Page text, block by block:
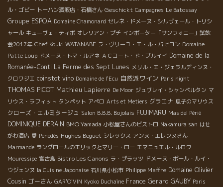
ル・ゴビー トーハン酒販店・石橋さん Geschickt Campagnes Le Batossay
Groupe ESPOA Domaine Chamonard セレネ・ドメーヌ・シルヴェール・トリシ
ャール キューヴェ・ティボ オレリアン・プチ インポーター「サンフォニー」試飲
会2017年 Chef Kouki WATANABE ラ・ヴリーユ・エ・ル・パピヨン Domaine
Patte Loup ドメーヌ・トマ・ルアネ ＡＣコート・ド・ブルイイ Domaine de la
Romanée-Conti La Ferme des Sept Lunes メリル・エ・ジェラルディンヌ・
クロワジエ coinstot vino Domaine de l'Ecu 自然派ワイン Paris night
THOMAS PICOT Mathieu Lapierre De Moor ジュヴレイ・シャンベルタン マ
リウス・ラフィット タンペット アぺロ Arts et Metiers グラエナ 息子のマリウス
クローズ・エルミタージュ Salon B.B.B. Bojolais FUJIMARU Mas del Périé
DOMINIQUE DERAIN BMO Yamada 小松屋さんのビストロ Nakamura san はせ
がわ酒店 愛 Penedès Hughes Beguet シレックス アンヌ・エレンヌさん
Marmande ラングロールのエリックとマリー・ロー エマニュエル・ルロワ
Mouressipe 宮古島 Bistro Les Canons ラ・プラッツ ドメーヌ・ポール・ルイ・
ウジェンヌ la Cuisine Japonaise 石川県小松市 Philippe Maffre Domaine Olivier
Cousin ゴーさん GAR'O'VIN Kyoko Duchaîne France Gerard GAUBY Paris